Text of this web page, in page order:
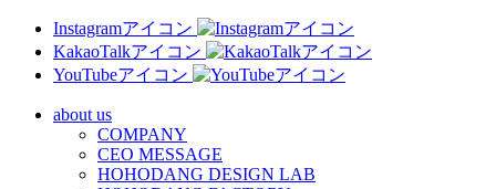
Instagramアイコン
KakaoTalkアイコン
YouTubeアイコン
about us
COMPANY
CEO MESSAGE
HOHODANG DESIGN LAB